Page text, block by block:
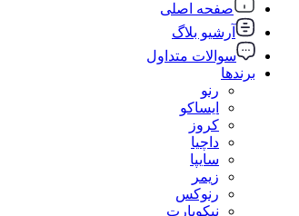
صفحه اصلی
آرشیو بلاگ
سوالات متداول
برندها
رنو
ایساکو
کروز
داچیا
سایپا
زیمر
رنوکس
نیکوپارت